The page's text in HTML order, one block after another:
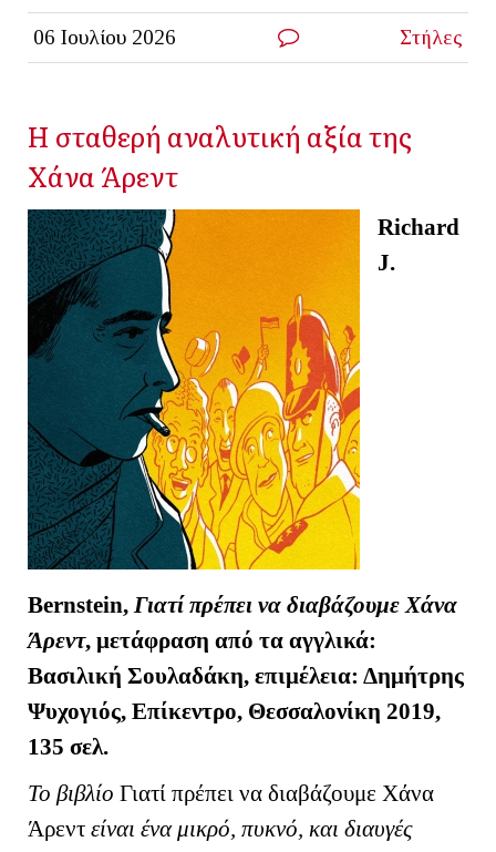
06 Ιουλίου 2026 Στήλες
Η σταθερή αναλυτική αξία της
Χάνα Άρεντ
Richard
J.
Bernstein, Γιατί πρέπει να διαβάζουμε Χάνα
Άρεντ, μετάφραση από τα αγγλικά:
Βασιλική Σουλαδάκη, επιμέλεια: Δημήτρης
Ψυχογιός, Επίκεντρο, Θεσσαλονίκη 2019,
135 σελ.
Το βιβλίο Γιατί πρέπει να διαβάζουμε Χάνα
Άρεντ είναι ένα μικρό, πυκνό, και διαυγές